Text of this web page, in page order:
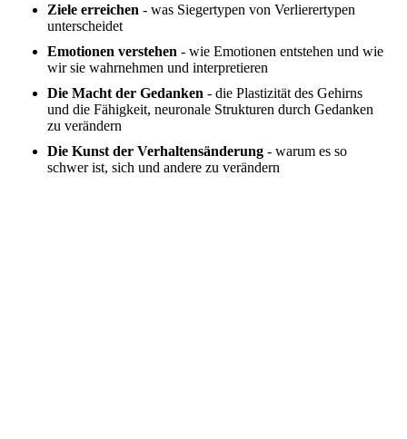
Ziele erreichen - was Siegertypen von Verlierertypen
unterscheidet
Emotionen verstehen - wie Emotionen entstehen und wie
wir sie wahrnehmen und interpretieren
Die Macht der Gedanken - die Plastizität des Gehirns
und die Fähigkeit, neuronale Strukturen durch Gedanken
zu verändern
Die Kunst der Verhaltensänderung - warum es so
schwer ist, sich und andere zu verändern